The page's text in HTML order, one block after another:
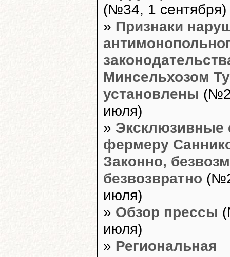
(№34, 1 сентября)
» Признаки
Минсельхозом
установлены
июля)
» Эксклюзивные
фермеру
Законно,
безвозвратно
июля)
» Обзор прессы
июля)
» Региональная